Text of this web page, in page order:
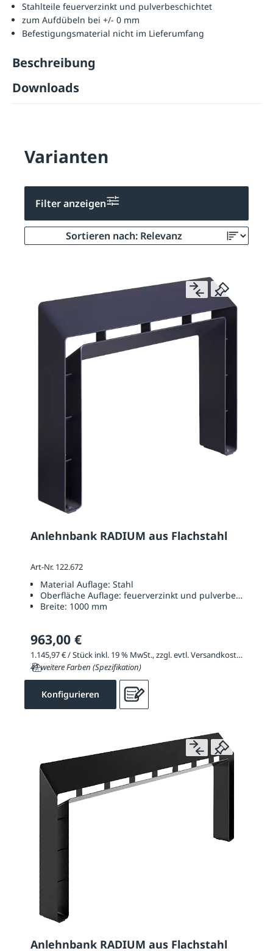
Stahlteile feuerverzinkt und pulverbeschichtet
zum Aufdübeln bei +/- 0 mm
Befestigungsmaterial nicht im Lieferumfang
Beschreibung
Downloads
Varianten
Filter anzeigen
Anlehnbank RADIUM aus Flachstahl
Art-Nr. 122.672
Material Auflage: Stahl
Oberfläche Auflage: feuerverzinkt und pulverbeschichtet
Breite: 1000 mm
963,00 €
1.145,97 € / Stück inkl. 19 % MwSt., zzgl. evtl. Versandkosten
41 weitere Farben (Spezifikation)
Konfigurieren
Anlehnbank RADIUM aus Flachstahl